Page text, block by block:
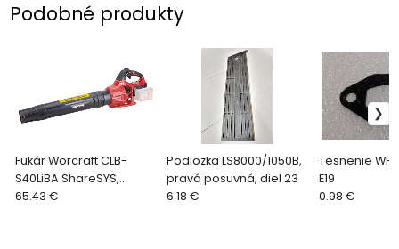
Podobné produkty
Fukár Worcraft CLB-
S40LiBA ShareSYS,
2x20V Li-ion, 220 km/h,
65.43 €
Podlozka LS8000/1050B,
pravá posuvná, diel 23
6.18 €
Tesnenie
E19
0.98 €